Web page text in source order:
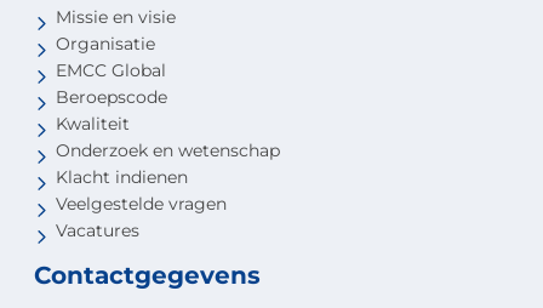
Missie en visie
Organisatie
EMCC Global
Beroepscode
Kwaliteit
Onderzoek en wetenschap
Klacht indienen
Veelgestelde vragen
Vacatures
Contactgegevens